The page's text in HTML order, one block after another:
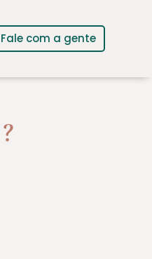
Fale com a gente
?